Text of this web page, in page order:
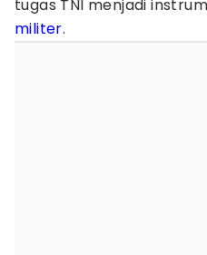
tugas TNI menjadi
militer.